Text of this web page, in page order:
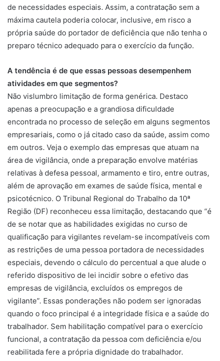
de necessidades especiais. Assim, a contratação sem a
máxima cautela poderia colocar, inclusive, em risco a
própria saúde do portador de deficiência que não tenha o
preparo técnico adequado para o exercício da função.
A tendência é de que essas pessoas desempenhem
atividades em que segmentos?
Não vislumbro limitação de forma genérica. Destaco
apenas a preocupação e a grandiosa dificuldade
encontrada no processo de seleção em alguns segmentos
empresariais, como o já citado caso da saúde, assim como
em outros. Veja o exemplo das empresas que atuam na
área de vigilância, onde a preparação envolve matérias
relativas à defesa pessoal, armamento e tiro, entre outras,
além de aprovação em exames de saúde física, mental e
psicotécnico. O Tribunal Regional do Trabalho da 10ª
Região (DF) reconheceu essa limitação, destacando que “é
de se notar que as habilidades exigidas no curso de
qualificação para vigilantes revelam-se incompatíveis com
as restrições de uma pessoa portadora de necessidades
especiais, devendo o cálculo do percentual a que alude o
referido dispositivo de lei incidir sobre o efetivo das
empresas de vigilância, excluídos os empregos de
vigilante”. Essas ponderações não podem ser ignoradas
quando o foco principal é a integridade física e a saúde do
trabalhador. Sem habilitação compatível para o exercício
funcional, a contratação da pessoa com deficiência e/ou
reabilitada fere a própria dignidade do trabalhador.